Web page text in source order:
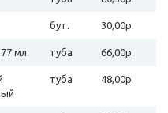
бут. 30,00р.
мл. туба 66,00р.
туба 48,00р.